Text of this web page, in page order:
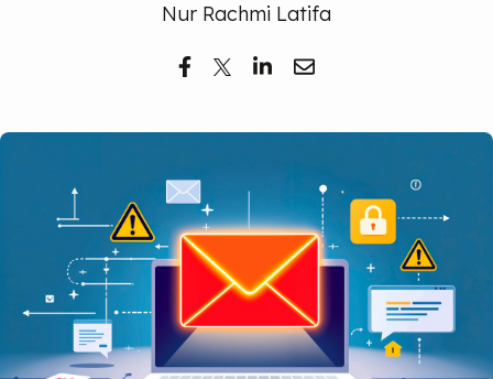
Nur Rachmi Latifa